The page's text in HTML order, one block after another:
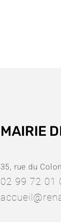
MAIRIE
35, rue du
02 99 72 01